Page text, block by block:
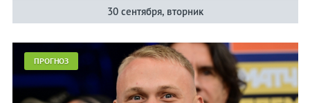
30 сентября, вторник
ПРОГНОЗ